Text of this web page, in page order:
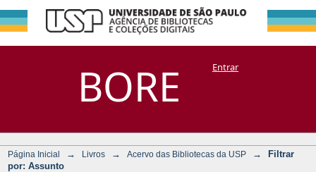
BORE
Filtrar por:
Assunto
DSpace/Manakin + CoriscoEntrar
Página Inicial → Livros → Acervo das Bibliotecas da USP →
Filtrar
por: Assunto